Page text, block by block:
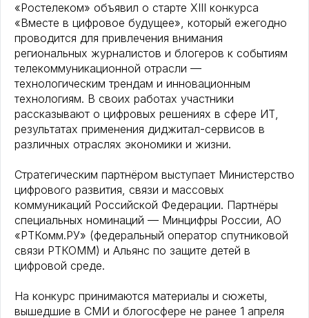
«Ростелеком» объявил о старте XIII конкурса
«Вместе в цифровое будущее», который ежегодно
проводится для привлечения внимания
региональных журналистов и блогеров к событиям
телекоммуникационной отрасли —
технологическим трендам и инновационным
технологиям. В своих работах участники
рассказывают о цифровых решениях в сфере ИТ,
результатах применения диджитал-сервисов в
различных отраслях экономики и жизни.
Стратегическим партнёром выступает Министерство
цифрового развития, связи и массовых
коммуникаций Российской Федерации. Партнёры
специальных номинаций — Минцифры России, АО
«РТКомм.РУ» (федеральный оператор спутниковой
связи РТКОММ) и Альянс по защите детей в
цифровой среде.
На конкурс принимаются материалы и сюжеты,
вышедшие в СМИ и блогосфере не ранее 1 апреля